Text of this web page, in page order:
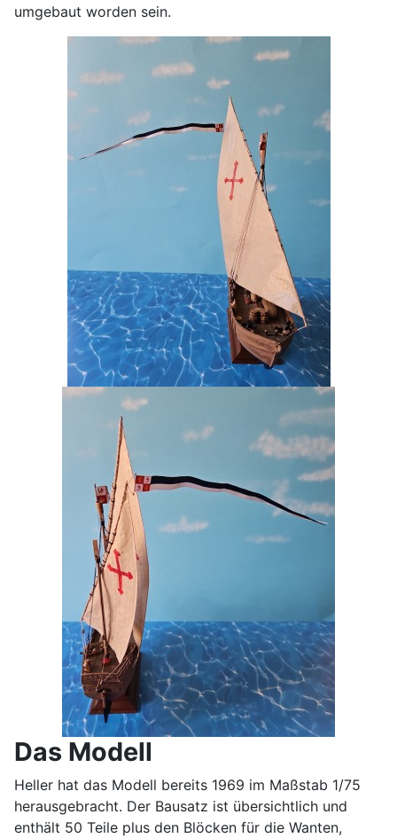
umgebaut worden sein.
Das Modell
Heller hat das Modell bereits 1969 im Maßstab 1/75
herausgebracht. Der Bausatz ist übersichtlich und
enthält 50 Teile plus den Blöcken für die Wanten,